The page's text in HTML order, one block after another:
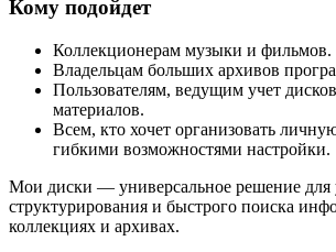
Кому подойдет
Коллекционерам музыки и фильмов.
Владельцам больших архивов
Пользователям, ведущим учет
материалов.
Всем, кто хочет организовать
гибкими возможностями настройки.
Мои диски — универсальное решение для
структурирования и быстрого поиска
коллекциях и архивах.